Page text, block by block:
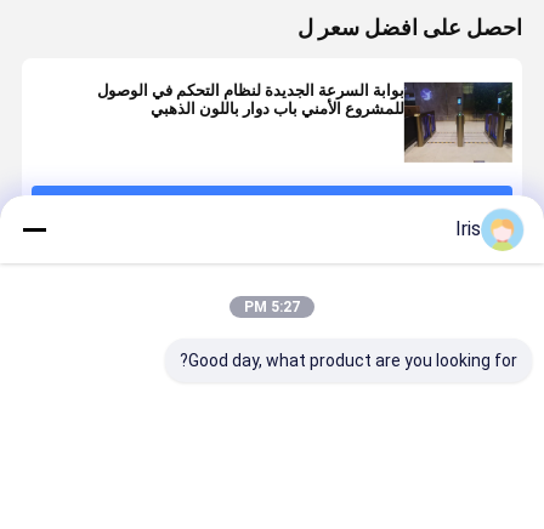
احصل على افضل سعر ل
بوابة السرعة الجديدة لنظام التحكم في الوصول
للمشروع الأمني ​​باب دوار باللون الذهبي
Iris
5:27 PM
Good day, what product are you looking for?